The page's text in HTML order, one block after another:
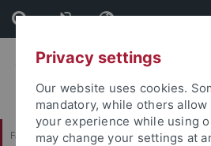
Skip
to
content
Skip
to
footer
Faculty of Science
Privacy settings
Our website uses cookies.
mandatory, while others
your experience while using
may change your settings at